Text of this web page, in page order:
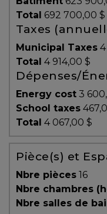
de
démarrage
avez-
vous
pensé?
Locataire
Pourquoi
faire
affaire
avec
un
Total 692 700,00 $
Taxes
Municipal Taxes
Total 4 914,00 $
Dépenses/
Energy cost 3
School taxes
Total 4 067,00 $
Pièce(s) et
Nbre pièces 16
Nbre chambres
Nbre salles de